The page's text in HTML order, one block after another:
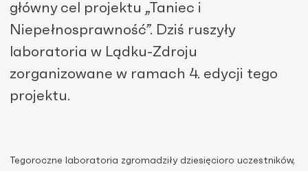
główny cel projektu „Taniec i
Niepełnosprawność”. Dziś ruszyły
laboratoria w Lądku-Zdroju
zorganizowane w ramach 4. edycji tego
projektu.
Tegoroczne laboratoria zgromadziły dziesięcioro uczestników,